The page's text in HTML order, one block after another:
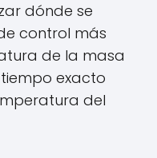
dónde se
control más
de la masa
exacto
del